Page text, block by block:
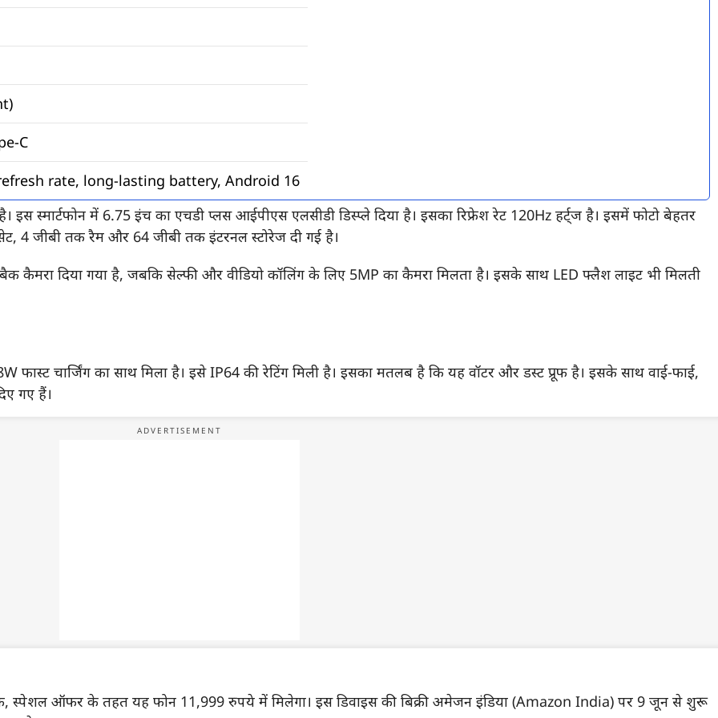
C
rate, long-lasting battery, Android 16
इस स्मार्टफोन में 6.75 इंच का एचडी प्लस आईपीएस एलसीडी डिस्प्ले दिया है। इसका रिफ्रेश रेट 120Hz हर्ट्ज है। इसमें फोटो बेहतर
4 जीबी तक रैम और 64 जीबी तक इंटरनल स्टोरेज दी गई है।
कैमरा दिया गया है, जबकि सेल्फी और वीडियो कॉलिंग के लिए 5MP का कैमरा मिलता है। इसके साथ LED फ्लैश लाइट भी मिलती
फास्ट चार्जिंग का साथ मिला है। इसे IP64 की रेटिंग मिली है। इसका मतलब है कि यह वॉटर और डस्ट प्रूफ है। इसके साथ वाई-फाई,
गए हैं।
स्पेशल ऑफर के तहत यह फोन 11,999 रुपये में मिलेगा। इस डिवाइस की बिक्री अमेजन इंडिया (Amazon India) पर 9 जून से शुरू